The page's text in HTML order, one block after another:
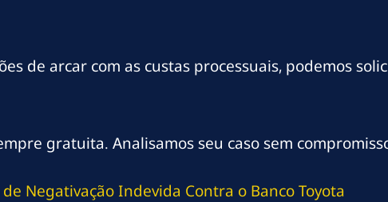
de arcar com as custas processuais, podemos
gratuita. Analisamos seu caso sem
de Negativação Indevida Contra o Banco Toyota